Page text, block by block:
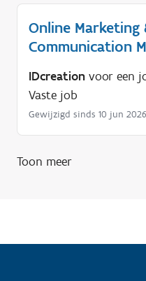
Online Marketing
Communication
IDcreation voor een
Vaste job
Gewijzigd sinds 10 jun 2026
Toon meer